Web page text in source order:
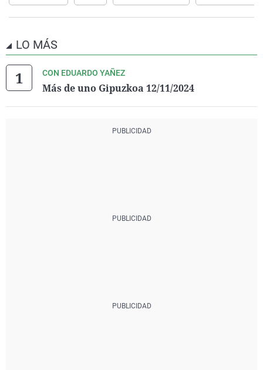
LO MÁS
CON EDUARDO YAÑEZ
Más de uno Gipuzkoa 12/11/2024